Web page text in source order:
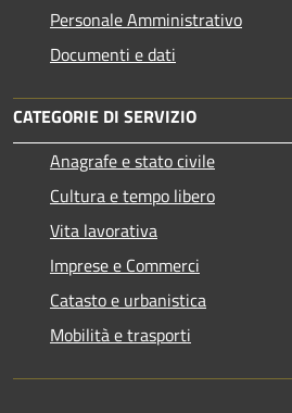
Personale Amministrativo
Documenti e dati
CATEGORIE DI SERVIZIO
Anagrafe e stato civile
Cultura e tempo libero
Vita lavorativa
Imprese e Commerci
Catasto e urbanistica
Mobilità e trasporti